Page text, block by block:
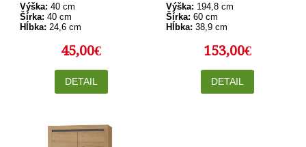
Výška: 40 cm
Šírka: 40 cm
Hĺbka: 24,6 cm
45,00€
DETAIL
Výška: 194,8 cm
Šírka: 60 cm
Hĺbka: 38,9 cm
153,00€
DETAIL